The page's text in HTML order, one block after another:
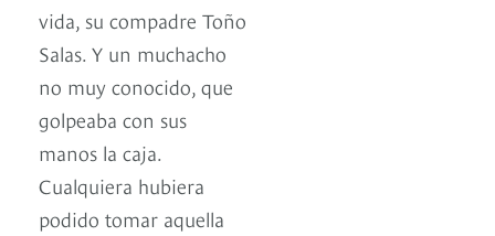
vida, su compadre Toño
Salas. Y un muchacho
no muy conocido, que
golpeaba con sus
manos la caja.
Cualquiera hubiera
podido tomar aquella